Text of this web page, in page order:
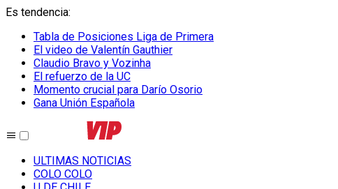
Es tendencia:
Tabla de Posiciones Liga de Primera
El video de Valentín Gauthier
Claudio Bravo y Vozinha
El refuerzo de la UC
Momento crucial para Darío Osorio
Gana Unión Española
ULTIMAS NOTICIAS
COLO COLO